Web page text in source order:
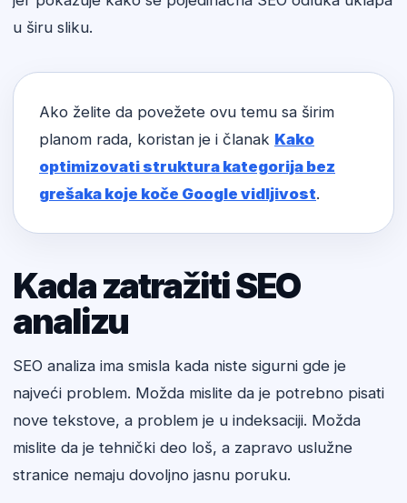
u širu sliku.
Ako želite da povežete ovu temu sa širim
planom rada, koristan je i članak Kako
optimizovati struktura kategorija bez
grešaka koje koče Google vidljivost.
Kada zatražiti SEO
analizu
SEO analiza ima smisla kada niste sigurni gde je
najveći problem. Možda mislite da je potrebno pisati
nove tekstove, a problem je u indeksaciji. Možda
mislite da je tehnički deo loš, a zapravo uslužne
stranice nemaju dovoljno jasnu poruku.